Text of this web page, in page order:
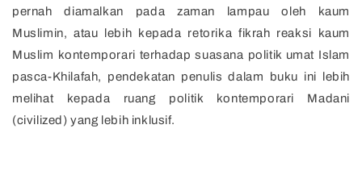
pernah diamalkan pada zaman lampau oleh kaum
Muslimin, atau lebih kepada retorika fikrah reaksi kaum
Muslim kontemporari terhadap suasana politik umat Islam
pasca-Khilafah, pendekatan penulis dalam buku ini lebih
melihat kepada ruang politik kontemporari Madani
(civilized) yang lebih inklusif.